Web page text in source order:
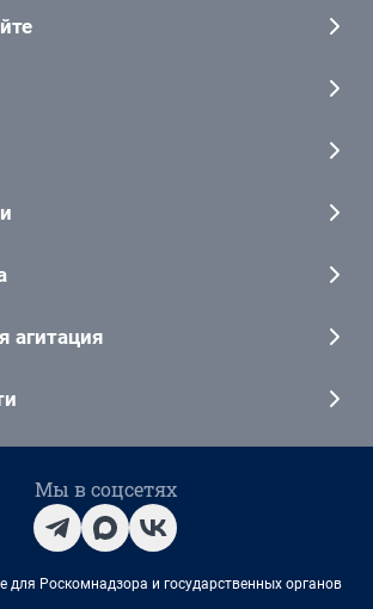
агитация
Мы в соцсетях
для Роскомнадзора и государственных органов